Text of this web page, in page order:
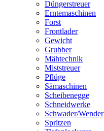
Düngerstreuer
Erntemaschinen
Forst
Frontlader
Gewicht
Grubber
Mähtechnik
Miststreuer
Pflüge
Sämaschinen
Scheibenegge
Schneidwerke
Schwader/Wender
Spritzen